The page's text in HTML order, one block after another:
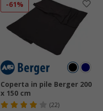
-61%
Coperta in pile Berger 200
x 150 cm
(22)